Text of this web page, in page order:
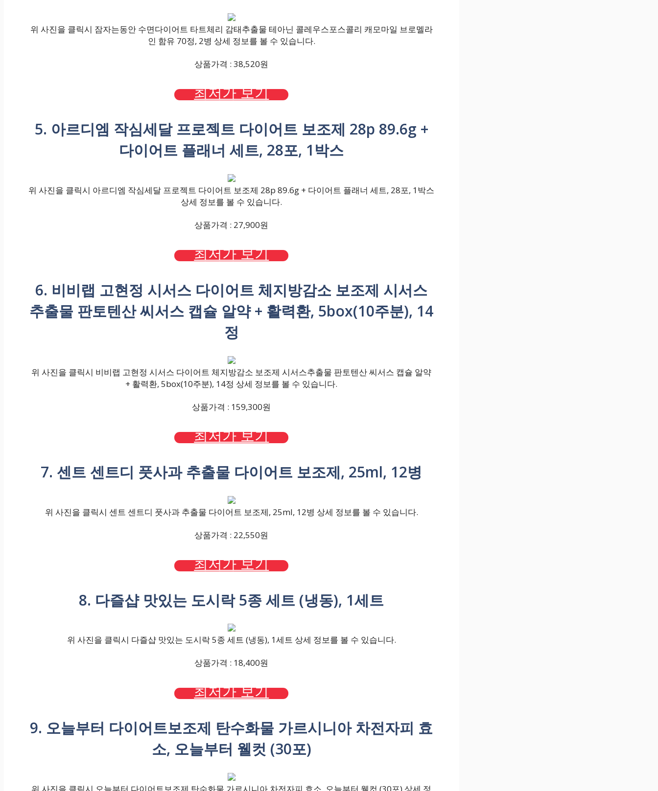
위 사진을 클릭시 잠자는동안 수면다이어트 타트체리 감태추출물 테아닌 콜레우스포스콜리 캐모마일 브로멜라
인 함유 70정, 2병 상세 정보를 볼 수 있습니다.
상품가격 : 38,520원
최저가 보기
5. 아르디엠 작심세달 프로젝트 다이어트 보조제 28p 89.6g +
다이어트 플래너 세트, 28포, 1박스
위 사진을 클릭시 아르디엠 작심세달 프로젝트 다이어트 보조제 28p 89.6g + 다이어트 플래너 세트, 28포, 1박스
상세 정보를 볼 수 있습니다.
상품가격 : 27,900원
최저가 보기
6. 비비랩 고현정 시서스 다이어트 체지방감소 보조제 시서스
추출물 판토텐산 씨서스 캡슐 알약 + 활력환, 5box(10주분), 14
정
위 사진을 클릭시 비비랩 고현정 시서스 다이어트 체지방감소 보조제 시서스추출물 판토텐산 씨서스 캡슐 알약
+ 활력환, 5box(10주분), 14정 상세 정보를 볼 수 있습니다.
상품가격 : 159,300원
최저가 보기
7. 센트 센트디 풋사과 추출물 다이어트 보조제, 25ml, 12병
위 사진을 클릭시 센트 센트디 풋사과 추출물 다이어트 보조제, 25ml, 12병 상세 정보를 볼 수 있습니다.
상품가격 : 22,550원
최저가 보기
8. 다즐샵 맛있는 도시락 5종 세트 (냉동), 1세트
위 사진을 클릭시 다즐샵 맛있는 도시락 5종 세트 (냉동), 1세트 상세 정보를 볼 수 있습니다.
상품가격 : 18,400원
최저가 보기
9. 오늘부터 다이어트보조제 탄수화물 가르시니아 차전자피 효
소, 오늘부터 웰컷 (30포)